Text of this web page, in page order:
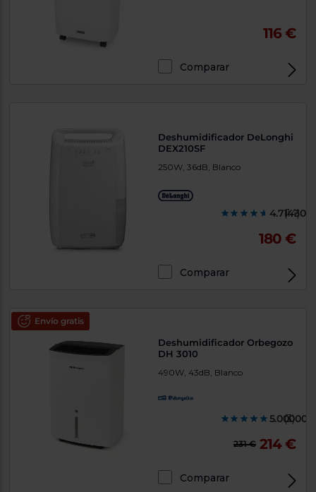
116 €
Comparar
Deshumidificador DeLonghi
DEX210SF
250W, 36dB, Blanco
(14)
180 €
Comparar
Envío gratis
Deshumidificador Orbegozo
DH 3010
490W, 43dB, Blanco
(3)
231 € 214 €
Comparar